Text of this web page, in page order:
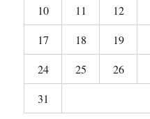
10
11 12
17
18 19
24
25 26
31